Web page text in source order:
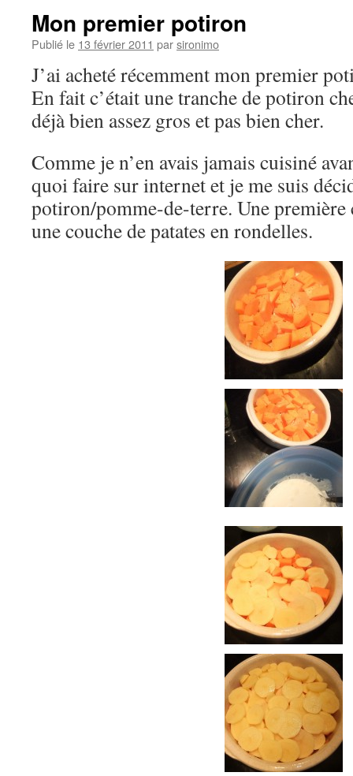
Mon premier potiron
Publié le 13 février 2011 parsironimo
J’ai acheté récemment mon premier
En fait c’était une tranche de potiron
déjà bien assez gros et pas bien cher.
Comme je n’en avais jamais cuisiné
quoi faire sur internet et je me suis
potiron/pomme-de-terre. Une première
une couche de patates en rondelles.